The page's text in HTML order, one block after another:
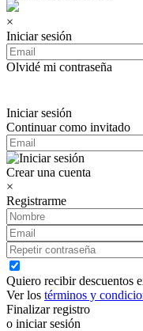
×
Iniciar sesión
Olvidé mi contraseña
Iniciar sesión
Continuar como invitado
Crear una cuenta
×
Registrarme
Quiero recibir descuentos
Ver los términos y
Finalizar registro
o iniciar sesión